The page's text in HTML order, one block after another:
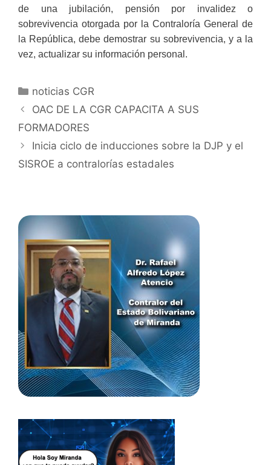
de una jubilación, pensión por invalidez o
sobrevivencia otorgada por la Contraloría General de
la República, debe demostrar su sobrevivencia, y a la
vez, actualizar su información personal.
noticias CGR
OAC DE LA CGR CAPACITA A SUS
FORMADORES
Inicia ciclo de inducciones sobre la DJP y el
SISROE a contralorías estadales